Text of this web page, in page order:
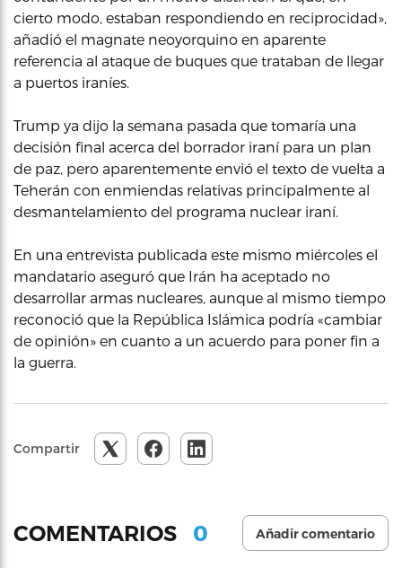
cierto modo, estaban respondiendo en reciprocidad»,
añadió el magnate neoyorquino en aparente
referencia al ataque de buques que trataban de llegar
a puertos iraníes.
Trump ya dijo la semana pasada que tomaría una
decisión final acerca del borrador iraní para un plan
de paz, pero aparentemente envió el texto de vuelta a
Teherán con enmiendas relativas principalmente al
desmantelamiento del programa nuclear iraní.
En una entrevista publicada este mismo miércoles el
mandatario aseguró que Irán ha aceptado no
desarrollar armas nucleares, aunque al mismo tiempo
reconoció que la República Islámica podría «cambiar
de opinión» en cuanto a un acuerdo para poner fin a
la guerra.
Compartir
COMENTARIOS 0 Añadir comentario